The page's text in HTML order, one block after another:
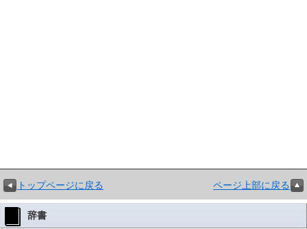
トップページに戻る ページ上部に戻る
辞書